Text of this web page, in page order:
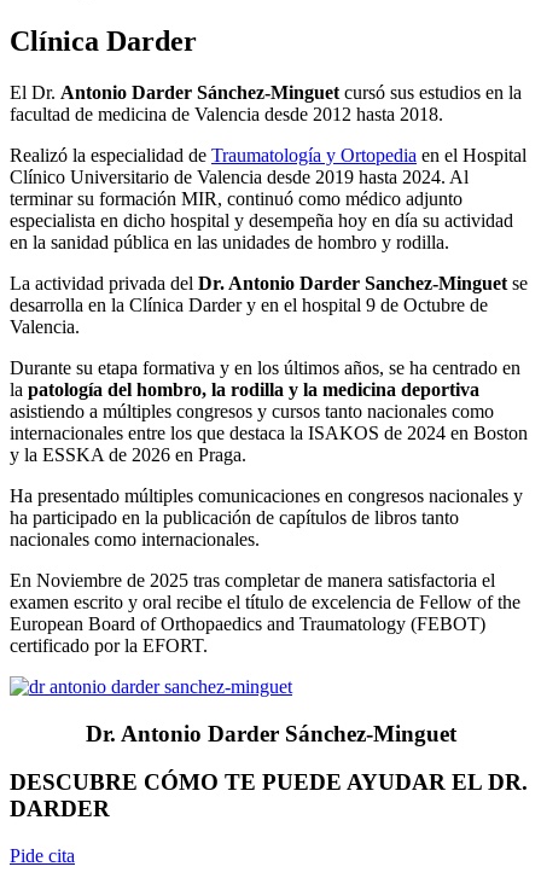
Clínica Darder
El Dr. Antonio Darder Sánchez-Minguet cursó sus estudios en la
facultad de medicina de Valencia desde 2012 hasta 2018.
Realizó la especialidad de Traumatología y Ortopedia en el Hospital
Clínico Universitario de Valencia desde 2019 hasta 2024. Al
terminar su formación MIR, continuó como médico adjunto
especialista en dicho hospital y desempeña hoy en día su actividad
en la sanidad pública en las unidades de hombro y rodilla.
La actividad privada del Dr. Antonio Darder Sanchez-Minguet se
desarrolla en la Clínica Darder y en el hospital 9 de Octubre de
Valencia.
Durante su etapa formativa y en los últimos años, se ha centrado en
la patología del hombro, la rodilla y la medicina deportiva
asistiendo a múltiples congresos y cursos tanto nacionales como
internacionales entre los que destaca la ISAKOS de 2024 en Boston
y la ESSKA de 2026 en Praga.
Ha presentado múltiples comunicaciones en congresos nacionales y
ha participado en la publicación de capítulos de libros tanto
nacionales como internacionales.
En Noviembre de 2025 tras completar de manera satisfactoria el
examen escrito y oral recibe el título de excelencia de Fellow of the
European Board of Orthopaedics and Traumatology (FEBOT)
certificado por la EFORT.
Dr. Antonio Darder Sánchez-Minguet
DESCUBRE CÓMO TE PUEDE AYUDAR EL DR.
DARDER
Pide cita